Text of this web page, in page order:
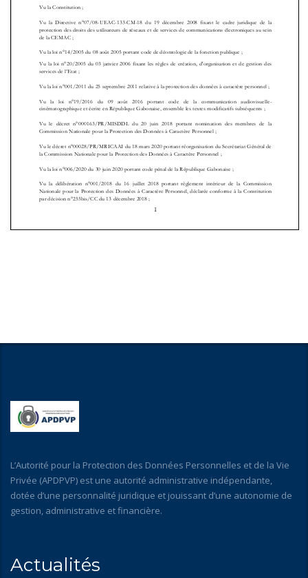
L’Autorité pour la Protection des Données Personnelles et de la Vie
Privée (APDPVP) est une autorité administrative indépendante,
dotée d’une personnalité juridique et jouissant d’une autonomie de
gestion, administrative et financière.
Actualités